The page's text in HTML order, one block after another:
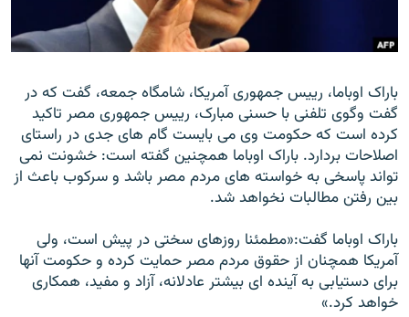
باراک اوباما، رييس جمهوری آمريکا، شامگاه جمعه، گفت که در
گفت وگوی تلفنی با حسنی مبارک، رييس جمهوری مصر تاکيد
کرده است که حکومت وی می بايست گام های جدی در راستای
اصلاحات بردارد. باراک اوباما همچنین گفته است: خشونت نمی
تواند پاسخی به خواسته های مردم مصر باشد و سرکوب باعث از
بین رفتن مطالبات نخواهد شد.
باراک اوباما گفت:«مطمئنا روزهای سختی در پيش است، ولی
آمريکا همچنان از حقوق مردم مصر حمايت کرده و حکومت آنها
برای دستيابی به آينده ای بيشتر عادلانه، آزاد و مفيد، همکاری
خواهد کرد.»